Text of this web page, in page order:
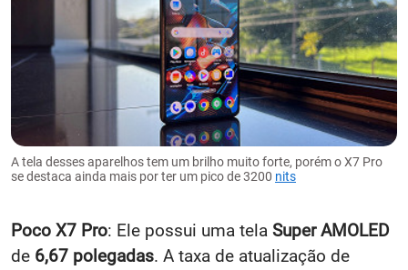
A tela desses aparelhos tem um brilho muito forte, porém o X7 Pro
se destaca ainda mais por ter um pico de 3200 nits
Poco X7 Pro: Ele possui uma tela Super AMOLED
de 6,67 polegadas. A taxa de atualização de